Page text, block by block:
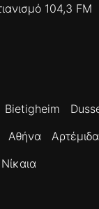
104,3 FM
Bietigheim
Αθήνα Αρτέμιδα
Νίκαια